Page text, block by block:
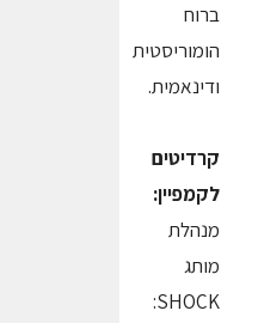
ברוח
הומוריסטית
ודינאמית.
קרדיטים
לקמפיין:
מנהלת
מותג
SHOCK: